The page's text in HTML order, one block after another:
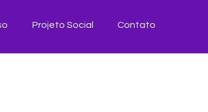
Projeto Social Contato